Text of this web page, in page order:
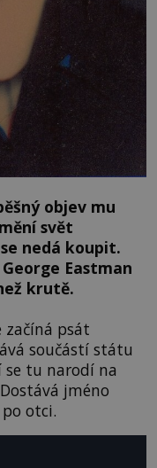
objev mu
svět
nedá koupit.
Eastman
krutě.
začíná psát
součástí státu
se tu narodí na
jméno
po otci.